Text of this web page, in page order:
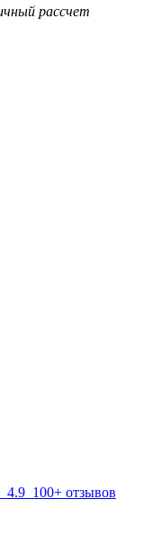
4.9 100+ отзывов